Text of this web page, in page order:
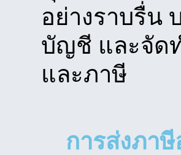
อย่างราบรื่น
บัญชี และจัด
และภาษี
การส่งภาษี